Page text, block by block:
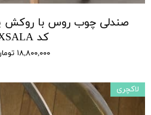
کد XSALA
۱۸,۸۰۰,۰۰۰ تومان
لاکچری